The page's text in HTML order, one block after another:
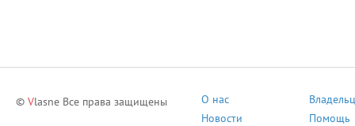
© Vlasne Все права защищены О нас
Новости
Помощь